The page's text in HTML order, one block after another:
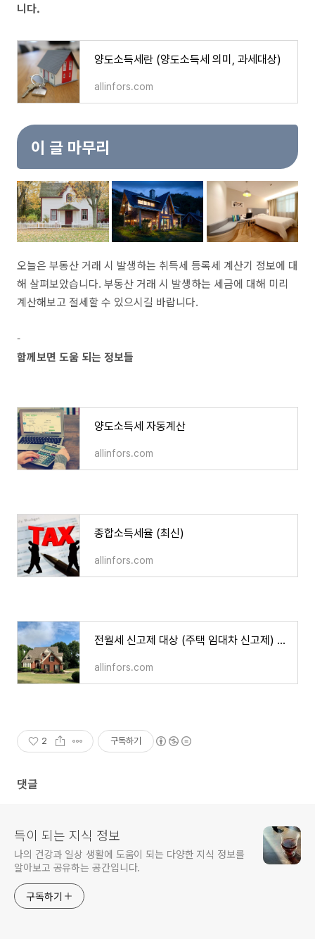
니다.
양도소득세란 (양도소득세 의미, 과세대상)
allinfors.com
이 글 마무리
오늘은 부동산 거래 시 발생하는 취득세 등록세 계산기 정보에 대
해 살펴보았습니다. 부동산 거래 시 발생하는 세금에 대해 미리
계산해보고 절세할 수 있으시길 바랍니다.
-
함께보면 도움 되는 정보들
양도소득세 자동계산
allinfors.com
종합소득세율 (최신)
allinfors.com
전월세 신고제 대상 (주택 임대차 신고제) 알기
allinfors.com
2 구독하기
댓글
득이 되는 지식 정보
나의 건강과 일상 생활에 도움이 되는 다양한 지식 정보를
알아보고 공유하는 공간입니다.
구독하기